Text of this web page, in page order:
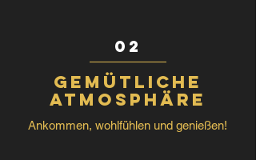
02
gemütliche
atmosphäre
Ankommen, wohlfühlen und genießen!